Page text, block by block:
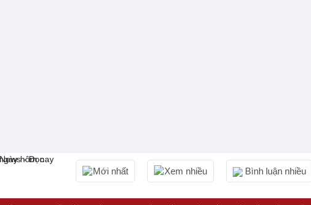
Mới nhất Xem nhiều Bình luận nhiều